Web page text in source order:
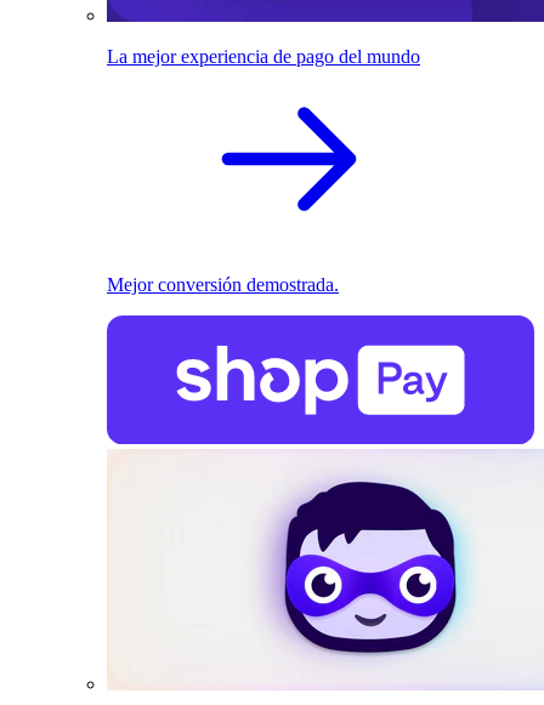
La mejor experiencia de pago del mundo
Mejor conversión demostrada.